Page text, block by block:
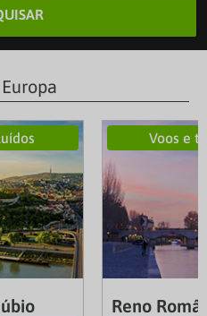
Voos e
Reno